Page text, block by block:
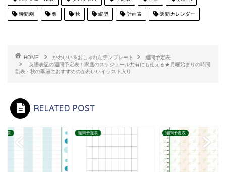
時間割 栗 秋 縦型 計画表 週間カレンダー
HOME かわいい＆おしゃれなテンプレート
週間予定表
英語表記の週間予定表！家庭のスケジュール共有にも使える★月曜始まりの時間
割表・秋の季節におすすめのかわいいイラスト入り
RELATED POST
定表 週間予定表 週間予定表